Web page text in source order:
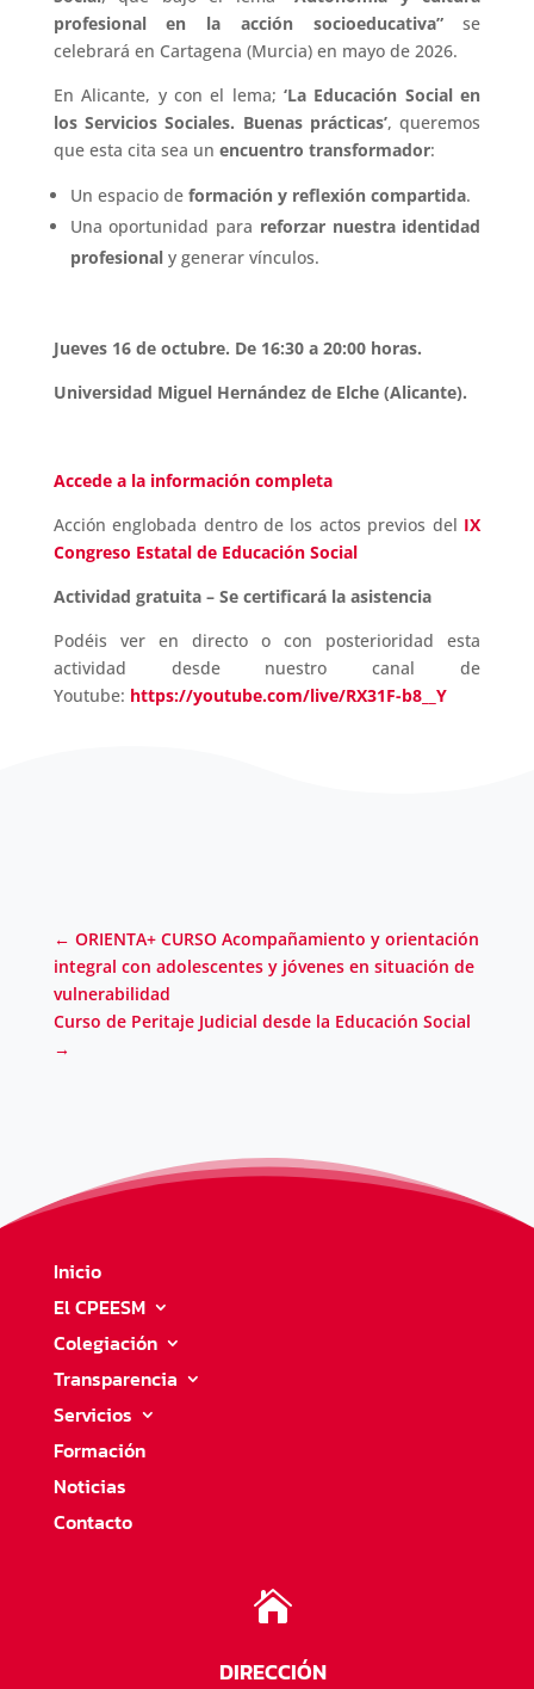
profesional en la acción socioeducativa”se
celebrará en Cartagena (Murcia) en mayo de 2026.
En Alicante, y con el lema;‘La Educación Social en
los Servicios Sociales. Buenas prácticas’, queremos
que esta cita sea un encuentro transformador:
Un espacio de formación y reflexión compartida.
Una oportunidad para reforzar nuestra identidad
profesionaly generar vínculos.
Jueves 16 de octubre. De 16:30 a 20:00 horas.
Universidad Miguel Hernández de Elche (Alicante).
Accede a la información completa
Acción englobada dentro de los actos previos del IX
Congreso Estatal de Educación Social
Actividad gratuita – Se certificará la asistencia
Podéis ver en directo o con posterioridad esta
actividad desde nuestro canal de
Youtube: https://youtube.com/live/RX31F-b8__Y
← ORIENTA+ CURSO Acompañamiento y orientación
integral con adolescentes y jóvenes en situación de
vulnerabilidad
Curso de Peritaje Judicial desde la Educación Social
→
Inicio
El CPEESM
Colegiación
Transparencia
Servicios
Formación
Noticias
Contacto

DIRECCIÓN